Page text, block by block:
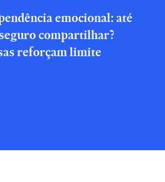
emocional: até
compartilhar?
reforçam limite